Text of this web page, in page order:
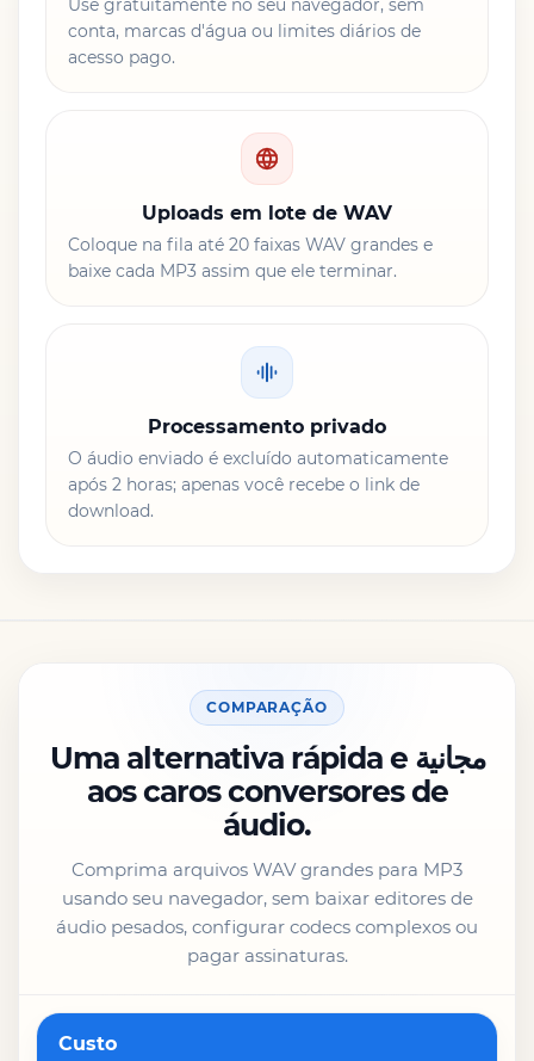
Use gratuitamente no seu navegador, sem
conta, marcas d'água ou limites diários de
acesso pago.
Uploads em lote de WAV
Coloque na fila até 20 faixas WAV grandes e
baixe cada MP3 assim que ele terminar.
Processamento privado
O áudio enviado é excluído automaticamente
após 2 horas; apenas você recebe o link de
download.
COMPARAÇÃO
Uma alternativa rápida e مجانية
aos caros conversores de
áudio.
Comprima arquivos WAV grandes para MP3
usando seu navegador, sem baixar editores de
áudio pesados, configurar codecs complexos ou
pagar assinaturas.
Recurso
Custo